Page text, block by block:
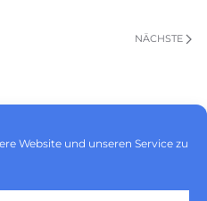
Website und unseren Service zu
NÄCHSTE